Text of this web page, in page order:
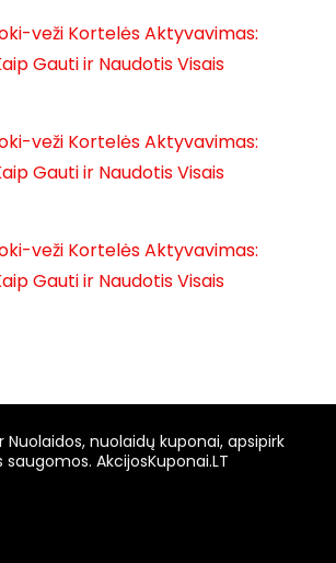
veži Kortelės Aktyvavimas:
Gauti ir Naudotis Visais
veži Kortelės Aktyvavimas:
Gauti ir Naudotis Visais
veži Kortelės Aktyvavimas:
Gauti ir Naudotis Visais
nuolaidų kuponai, apsipirk
saugomos. AkcijosKuponai.LT